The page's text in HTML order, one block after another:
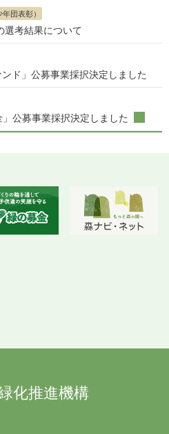
団表彰）
選考結果について
ド」公募事業採択決定しました
公募事業採択決定しました
化推進機構